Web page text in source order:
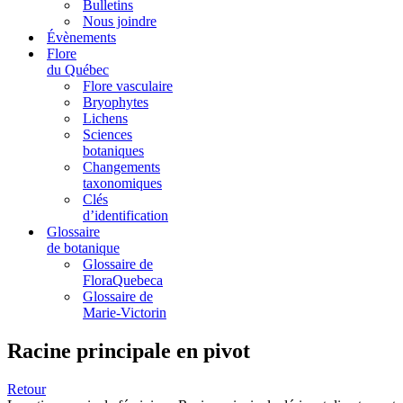
Bulletins
Nous joindre
Évènements
Flore
du Québec
Flore vasculaire
Bryophytes
Lichens
Sciences
botaniques
Changements
taxonomiques
Clés
d’identification
Glossaire
de botanique
Glossaire de
FloraQuebeca
Glossaire de
Marie-Victorin
Racine principale en pivot
Retour